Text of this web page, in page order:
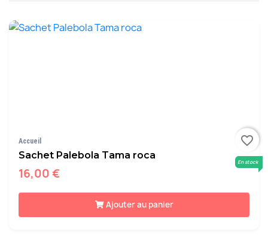
Accueil
Sachet Palebola Tama roca
16,00 €
En stock
Ajouter au panier
favorite_border